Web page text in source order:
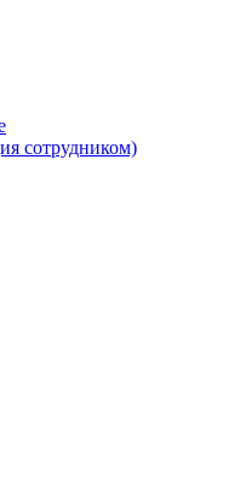
сотрудником)